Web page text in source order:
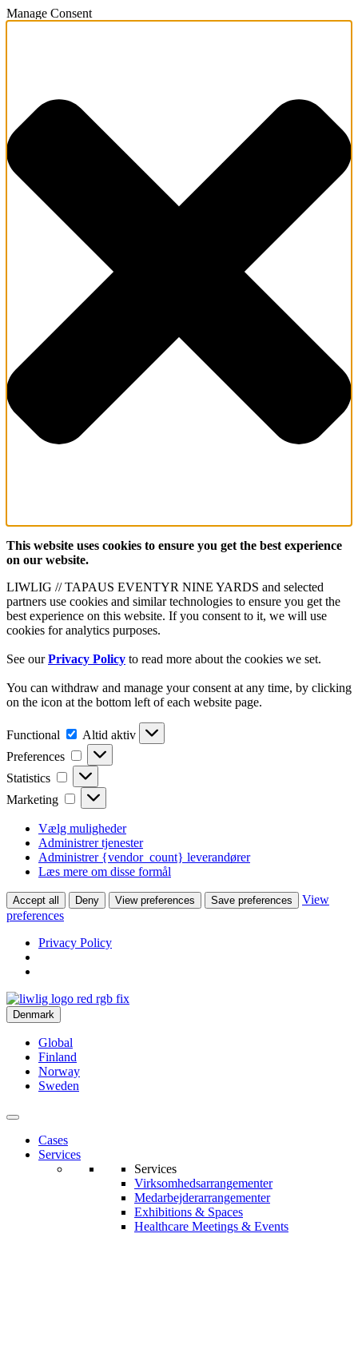
Manage Consent
This website uses cookies to ensure you get the best experience
on our website.
LIWLIG // TAPAUS EVENTYR NINE YARDS and selected
partners use cookies and similar technologies to ensure you get the
best experience on this website. If you consent to it, we will use
cookies for analytics purposes.
See ourPrivacy Policy to read more about the cookies we set.
You can withdraw and manage your consent at any time, by clicking
on the icon at the bottom left of each website page.
Functional Functional
Altid aktiv
Preferences
Preferences
Statistics Statistics
Marketing Marketing
Vælg muligheder
Administrer tjenester
Administrer {vendor_count} leverandører
Læs mere om disse formål
Accept all Deny View preferences Save preferences
View
preferences
Privacy Policy
Denmark
Global
Finland
Norway
Sweden
Cases
Services
Services
Virksomhedsarrangementer
Medarbejderarrangementer
Exhibitions & Spaces
Healthcare Meetings & Events